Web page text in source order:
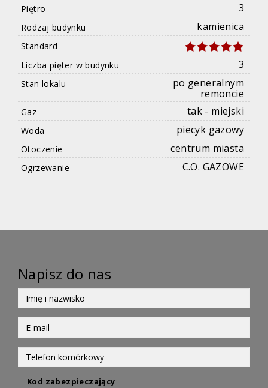
Piętro 3
Rodzaj budynku kamienica
Standard
Liczba pięter w budynku
3
Stan lokalu
po generalnym
remoncie
Gaz tak - miejski
Woda piecyk gazowy
Otoczenie centrum miasta
Ogrzewanie C.O. GAZOWE
Napisz do nas
Kod zabezpieczający